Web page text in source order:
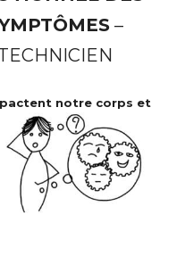
–
notre corps et